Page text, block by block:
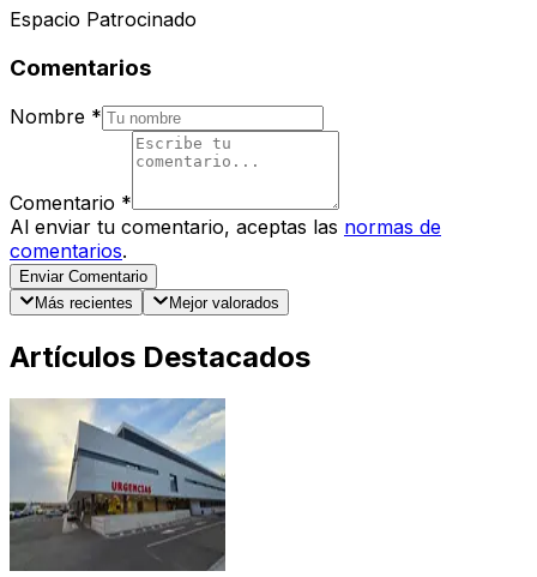
Espacio Patrocinado
Comentarios
Nombre *
Comentario *
Al enviar tu comentario, aceptas las normas de
comentarios.
Enviar Comentario
Más recientes
Mejor valorados
Artículos Destacados